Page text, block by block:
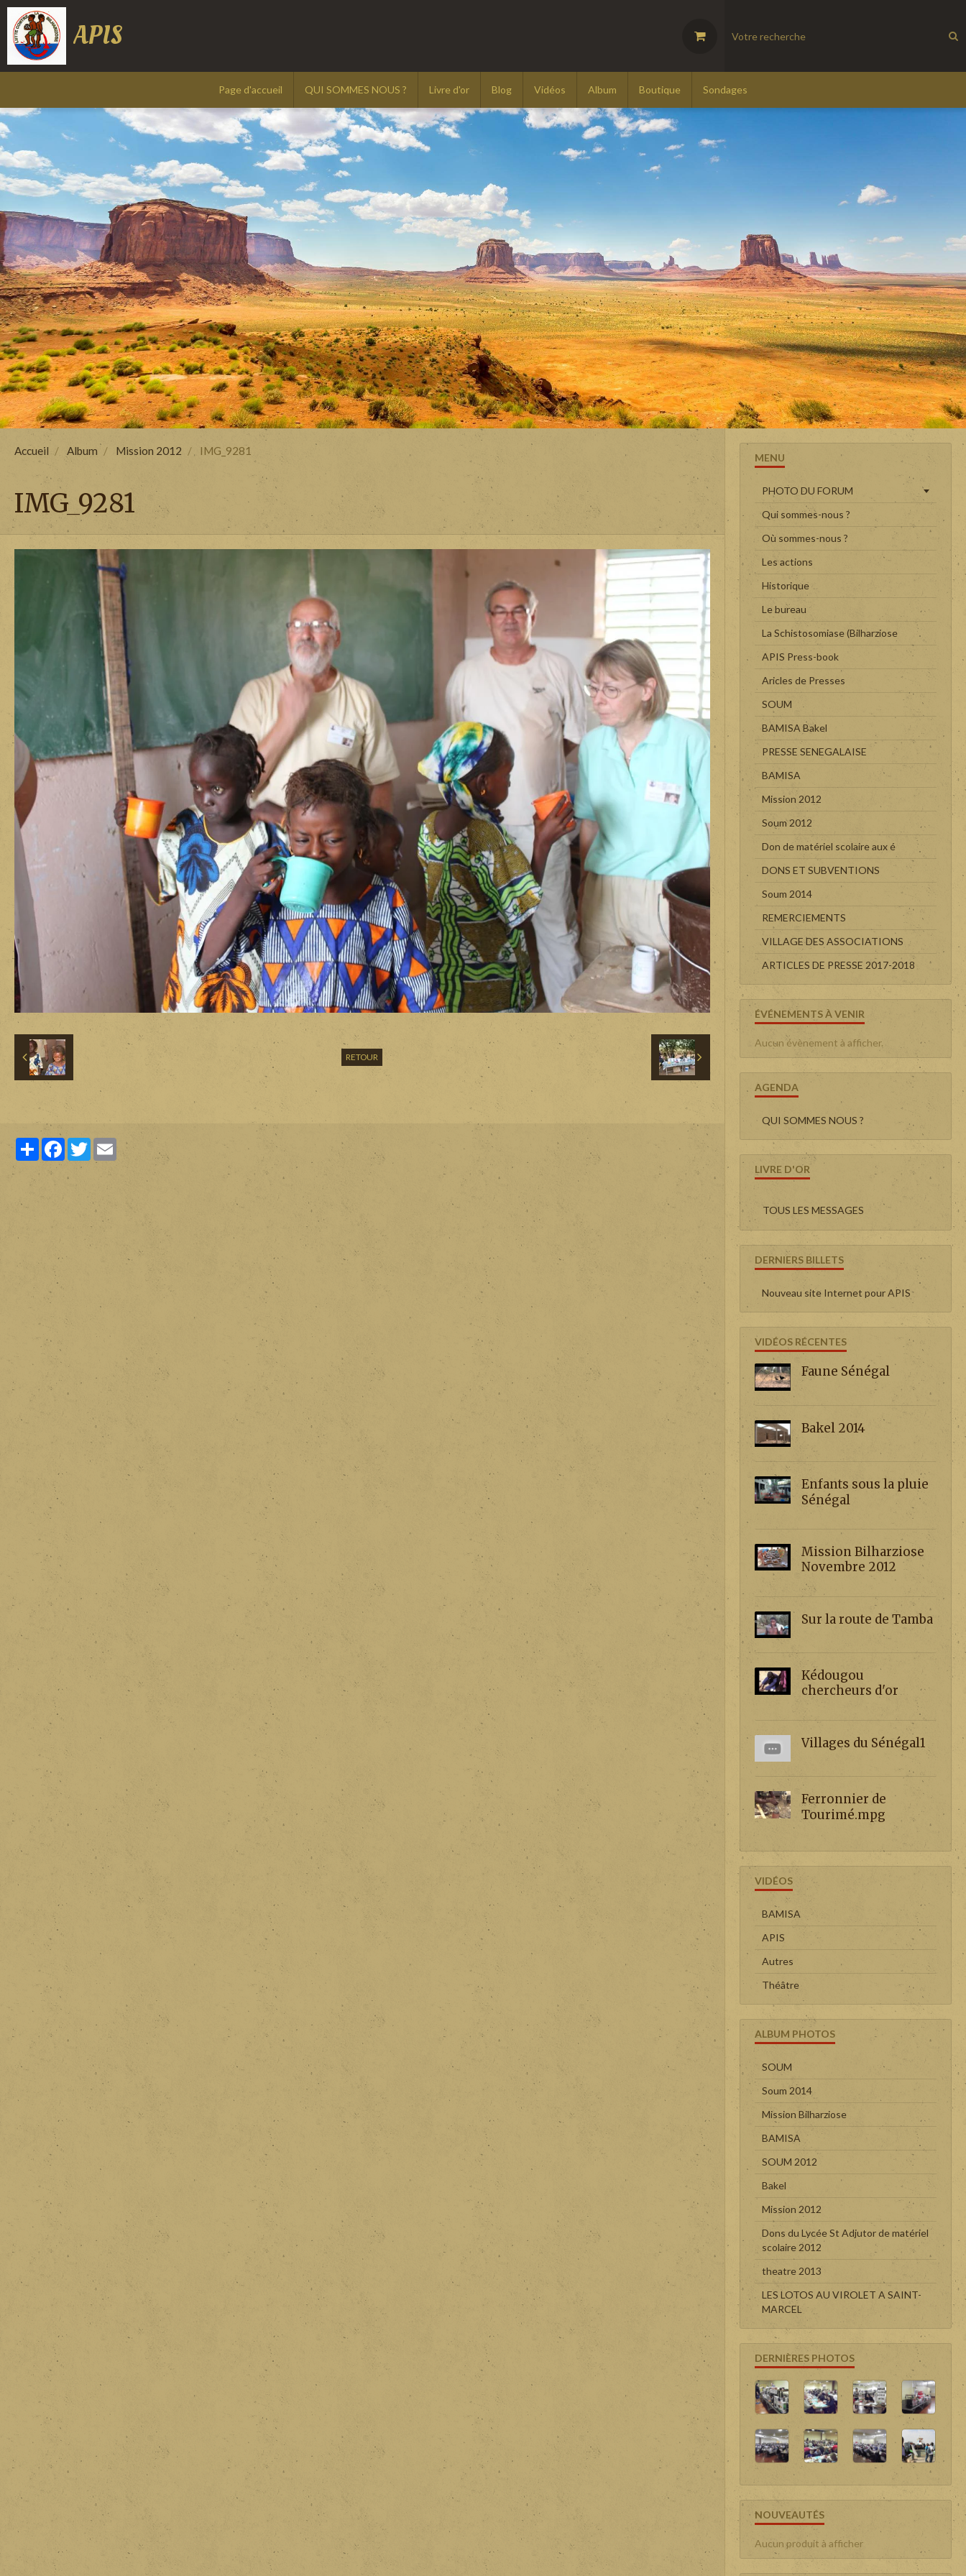
APIS
Page d'accueil QUI SOMMES NOUS ? Livre d'or Blog Vidéos Album Boutique Sondages
Accueil Album Mission 2012 IMG_9281
IMG_9281
RETOUR
PartagerFacebook
Twitter Email
MENU
PHOTO DU FORUM
Qui sommes-nous ?
Où sommes-nous ?
Les actions
Historique
Le bureau
La Schistosomiase (Bilharziose
APIS Press-book
Aricles de Presses
SOUM
BAMISA Bakel
PRESSE SENEGALAISE
BAMISA
Mission 2012
Soum 2012
Don de matériel scolaire aux é
DONS ET SUBVENTIONS
Soum 2014
REMERCIEMENTS
VILLAGE DES ASSOCIATIONS
ARTICLES DE PRESSE 2017-2018
ÉVÉNEMENTS À VENIR
Aucun évènement à afficher.
AGENDA
QUI SOMMES NOUS ?
LIVRE D'OR
TOUS LES MESSAGES
DERNIERS BILLETS
Nouveau site Internet pour APIS
VIDÉOS RÉCENTES
Faune Sénégal
Bakel 2014
Enfants sous la pluie
Sénégal
Mission Bilharziose
Novembre 2012
Sur la route de Tamba
Kédougou
chercheurs d'or
Villages du Sénégal1
Ferronnier de
Tourimé.mpg
VIDÉOS
BAMISA
APIS
Autres
Théâtre
ALBUM PHOTOS
SOUM
Soum 2014
Mission Bilharziose
BAMISA
SOUM 2012
Bakel
Mission 2012
Dons du Lycée St Adjutor de matériel
scolaire 2012
theatre 2013
LES LOTOS AU VIROLET A SAINT-
MARCEL
DERNIÈRES PHOTOS
NOUVEAUTÉS
Aucun produit à afficher